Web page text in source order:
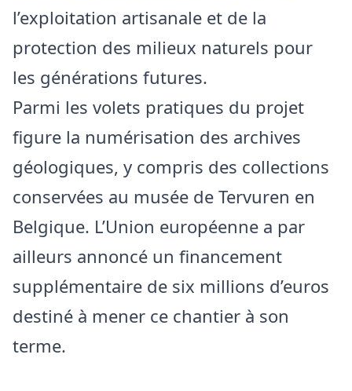
l’exploitation artisanale et de la
protection des milieux naturels pour
les générations futures.
Parmi les volets pratiques du projet
figure la numérisation des archives
géologiques, y compris des collections
conservées au musée de Tervuren en
Belgique. L’Union européenne a par
ailleurs annoncé un financement
supplémentaire de six millions d’euros
destiné à mener ce chantier à son
terme.